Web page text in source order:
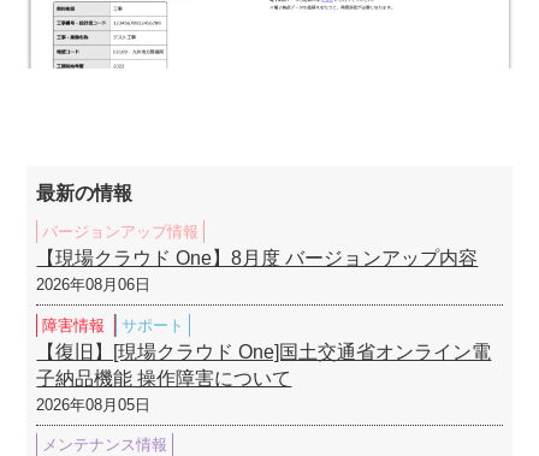
最新の情報
バージョンアップ情報
【現場クラウド One】8月度 バージョンアップ内容
2026年08月06日
障害情報 サポート
【復旧】[現場クラウド One]国土交通省オンライン電
子納品機能 操作障害について
2026年08月05日
メンテナンス情報